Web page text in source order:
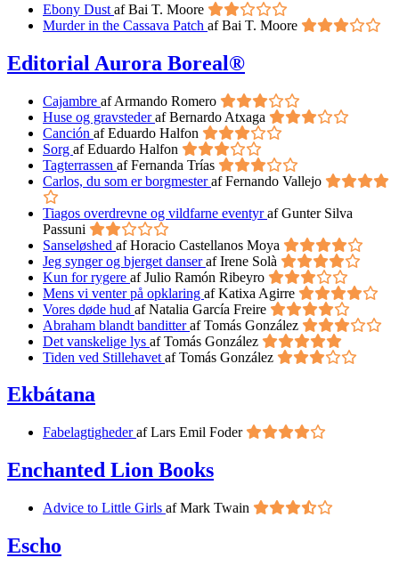
Ebony Dust af Bai T. Moore
Murder in the Cassava Patch af Bai T. Moore
Editorial Aurora Boreal®
Cajambre af Armando Romero
Huse og gravstederaf Bernardo Atxaga
Canción af Eduardo Halfon
Sorg af Eduardo Halfon
Tagterrassen af Fernanda Trías
Carlos, du som er borgmesteraf Fernando Vallejo
Tiagos overdrevne og vildfarne eventyraf Gunter Silva
Passuni
Sanseløshed af Horacio Castellanos Moya
Jeg synger og bjerget danseraf Irene Solà
Kun for rygere af Julio Ramón Ribeyro
Mens vi venter på opklaring af Katixa Agirre
Vores døde hud af Natalia García Freire
Abraham blandt banditteraf Tomás González
Det vanskelige lys af Tomás González
Tiden ved Stillehavet af Tomás González
Ekbátana
Fabelagtighederaf Lars Emil Foder
Enchanted Lion Books
Advice to Little Girls af Mark Twain
Escho